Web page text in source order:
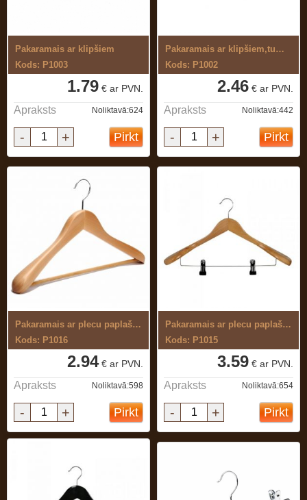
Pakaramais ar klipšiem
Kods: P1003
1.79 € ar PVN.
Apraksts Noliktavā:624
- + Pirkt
Pakaramais ar klipšiem,tumši brūns
Kods: P1002
2.46 € ar PVN.
Apraksts Noliktavā:442
- + Pirkt
Pakaramais ar plecu paplašinājumu,gaišs
Kods: P1016
2.94€ ar PVN.
Apraksts Noliktavā:598
- + Pirkt
Pakaramais ar plecu paplašinājumu un ...
Kods: P1015
3.59 € ar PVN.
Apraksts Noliktavā:654
- + Pirkt